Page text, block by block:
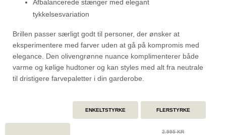
Afbalancerede stænger med elegant
tykkelsesvariation
Brillen passer særligt godt til personer, der ønsker at
eksperimentere med farver uden at gå på kompromis med
elegance. Den olivengrønne nuance komplimenterer både
varme og kølige hudtoner og kan styles med alt fra neutrale
til dristigere farvepaletter i din garderobe.
ENKELTSTYRKE FLERSTYRKE
2.995 KR